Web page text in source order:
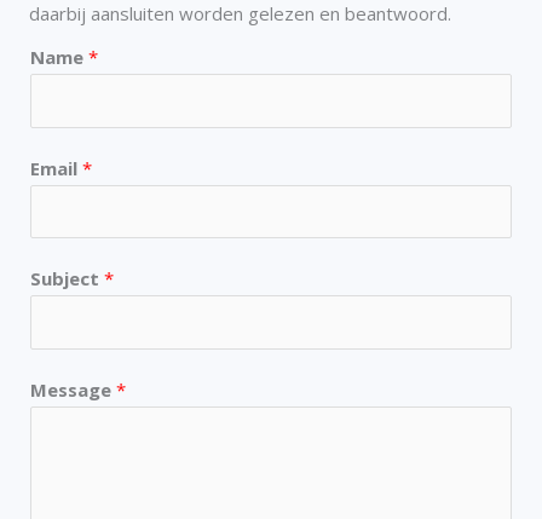
daarbij aansluiten worden gelezen en beantwoord.
Name *
Email *
Subject *
Message *